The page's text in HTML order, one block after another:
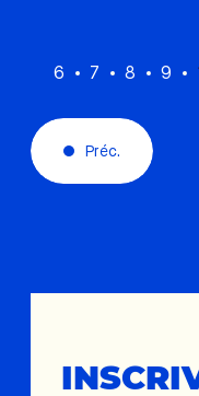
Préc.
6 7 8 9